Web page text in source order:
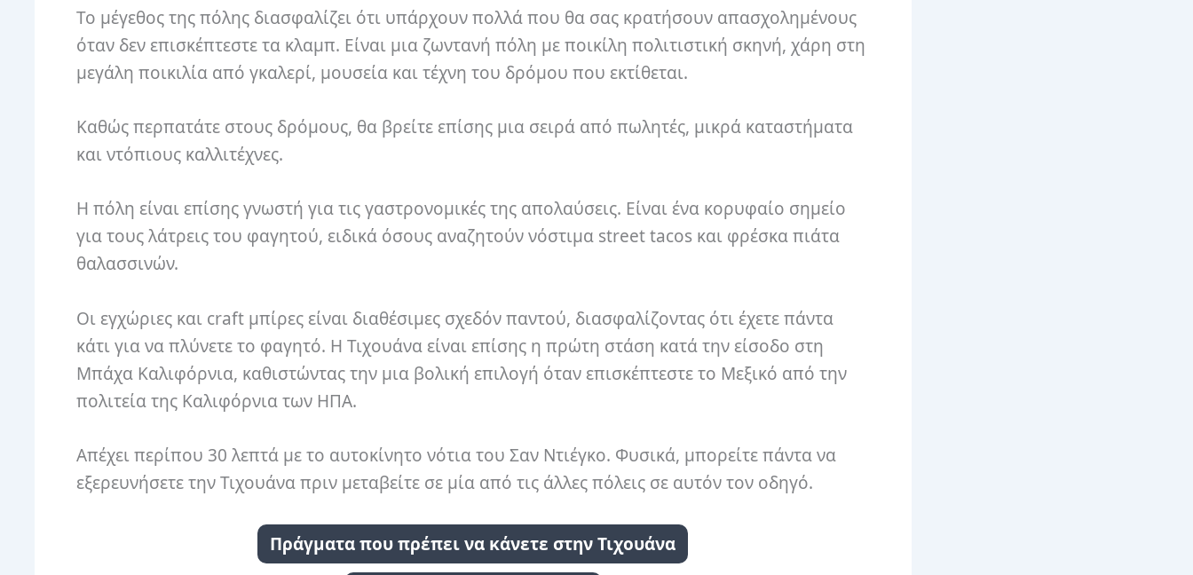
Το μέγεθος της πόλης διασφαλίζει ότι υπάρχουν πολλά που θα σας κρατήσουν απασχολημένους
όταν δεν επισκέπτεστε τα κλαμπ. Είναι μια ζωντανή πόλη με ποικίλη πολιτιστική σκηνή, χάρη στη
μεγάλη ποικιλία από γκαλερί, μουσεία και τέχνη του δρόμου που εκτίθεται.
Καθώς περπατάτε στους δρόμους, θα βρείτε επίσης μια σειρά από πωλητές, μικρά καταστήματα
και ντόπιους καλλιτέχνες.
Η πόλη είναι επίσης γνωστή για τις γαστρονομικές της απολαύσεις. Είναι ένα κορυφαίο σημείο
για τους λάτρεις του φαγητού, ειδικά όσους αναζητούν νόστιμα street tacos και φρέσκα πιάτα
θαλασσινών.
Οι εγχώριες και craft μπίρες είναι διαθέσιμες σχεδόν παντού, διασφαλίζοντας ότι έχετε πάντα
κάτι για να πλύνετε το φαγητό. Η Τιχουάνα είναι επίσης η πρώτη στάση κατά την είσοδο στη
Μπάχα Καλιφόρνια, καθιστώντας την μια βολική επιλογή όταν επισκέπτεστε το Μεξικό από την
πολιτεία της Καλιφόρνια των ΗΠΑ.
Απέχει περίπου 30 λεπτά με το αυτοκίνητο νότια του Σαν Ντιέγκο. Φυσικά, μπορείτε πάντα να
εξερευνήσετε την Τιχουάνα πριν μεταβείτε σε μία από τις άλλες πόλεις σε αυτόν τον οδηγό.
Πράγματα που πρέπει να κάνετε στην Τιχουάνα